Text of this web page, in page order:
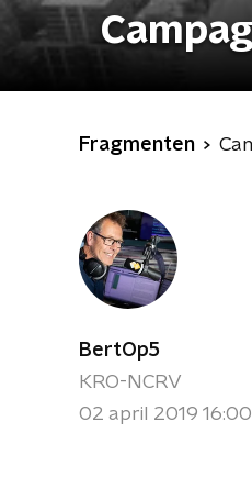
Fragmenten
BertOp5
KRO-NCRV
02 april 2019